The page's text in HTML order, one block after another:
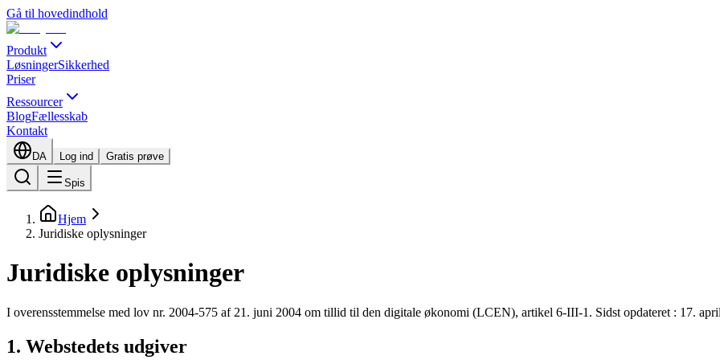
Gå til hovedindhold
Produkt
LøsningerSikkerhed
Priser
Ressourcer
BlogFællesskab
Kontakt
DA Log ind Gratis prøve
Spis
Hjem
Juridiske oplysninger
Juridiske oplysninger
I overensstemmelse med lov nr. 2004-575 af 21. juni 2004 om tillid til den digitale økonomi (LCEN), artikel 6-III-1. Sidst opdateret : 17.
1. Webstedets udgiver